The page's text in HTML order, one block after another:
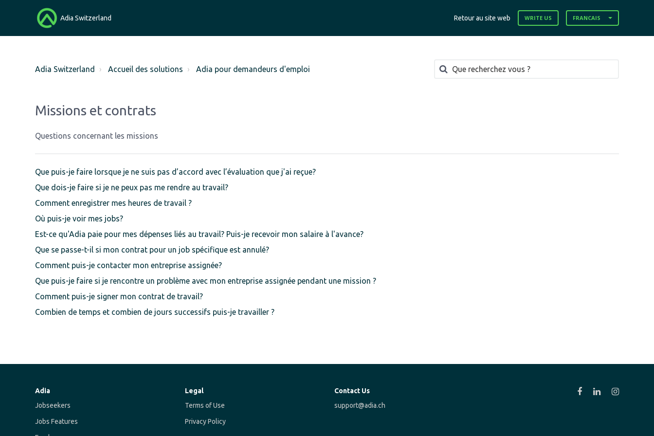
Adia Switzerland Retour au site web WRITE US FRANCAIS
Adia Switzerland Accueil des solutions Adia pour demandeurs d'emploi
Missions et contrats
Questions concernant les missions
Que puis-je faire lorsque je ne suis pas d’accord avec l’évaluation que j'ai reçue?
Que dois-je faire si je ne peux pas me rendre au travail?
Comment enregistrer mes heures de travail ?
Où puis-je voir mes jobs?
Est-ce qu'Adia paie pour mes dépenses liés au travail? Puis-je recevoir mon salaire à l'avance?
Que se passe-t-il si mon contrat pour un job spécifique est annulé?
Comment puis-je contacter mon entreprise assignée?
Que puis-je faire si je rencontre un problème avec mon entreprise assignée pendant une mission ?
Comment puis-je signer mon contrat de travail?
Combien de temps et combien de jours successifs puis-je travailler ?
Adia
Jobseekers
Jobs Features
Legal
Terms of Use
Privacy Policy
Contact Us
support@adia.ch